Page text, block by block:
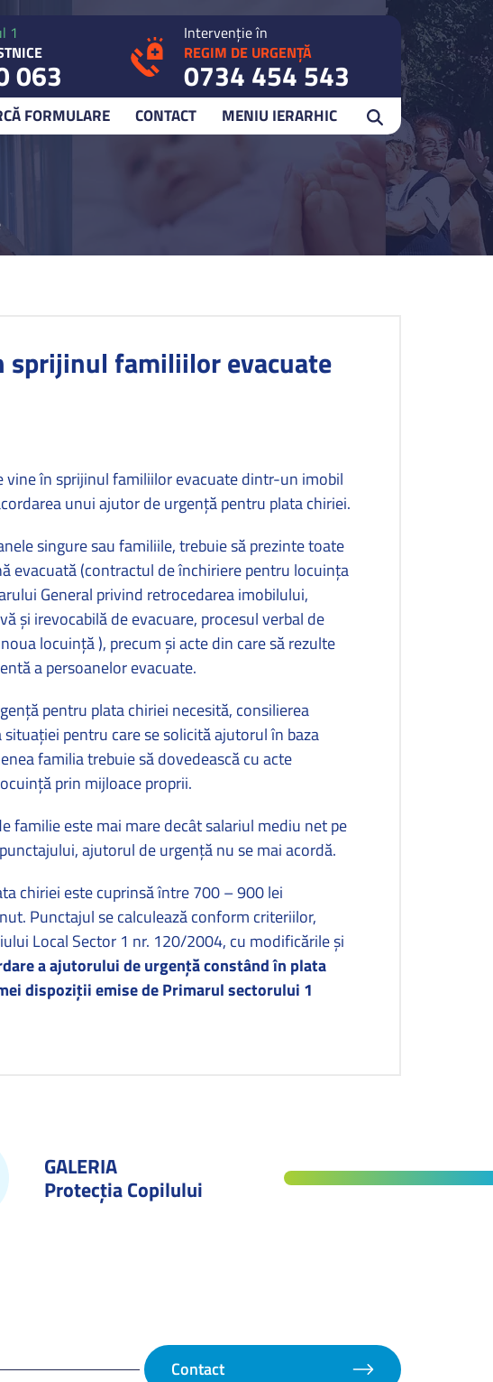
FORMULARE CONTACT MENIU IERARHIC
1
063
Intervenție în
REGIM DE URGENȚĂ
0734 454 543
sprijinul familiilor evacuate
vine în sprijinul familiilor evacuate dintr-un imobil
unui ajutor de urgenţă pentru plata chiriei.
singure sau familiile, trebuie să prezinte toate
evacuată (contractul de închiriere pentru locuinţa
General privind retrocedarea imobilului,
şi irevocabilă de evacuare, procesul verbal de
locuinţă ), precum şi acte din care să rezulte
a persoanelor evacuate.
pentru plata chiriei necesită, consilierea
pentru care se solicită ajutorul în baza
familia trebuie să dovedească cu acte
prin mijloace proprii.
familie este mai mare decât salariul mediu net pe
ajutorul de urgenţă nu se mai acordă.
chiriei este cuprinsă între 700 – 900 lei
Punctajul se calculează conform criteriilor,
Local Sector 1 nr. 120/2004, cu modificările şi
a ajutorului de urgenţă constând în plata
dispoziţii emise de Primarul sectorului 1
GALERIA
Protecţia Copilului
Contact